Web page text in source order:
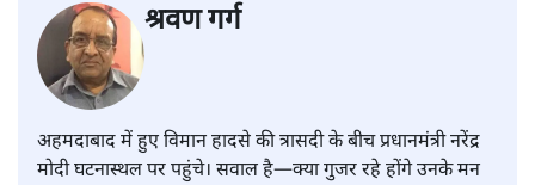
श्रवण गर्ग
अहमदाबाद में हुए विमान हादसे की त्रासदी के बीच प्रधानमंत्री नरेंद्र
मोदी घटनास्थल पर पहुंचे। सवाल है—क्या गुजर रहे होंगे उनके मन